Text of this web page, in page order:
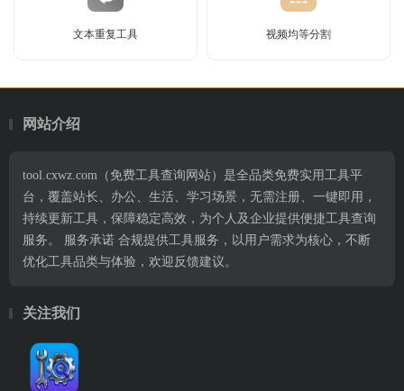
文本重复工具 视频均等分割
网站介绍
tool.cxwz.com（免费工具查询网站）是全品类免费实用工具平
台，覆盖站长、办公、生活、学习场景，无需注册、一键即用，
持续更新工具，保障稳定高效，为个人及企业提供便捷工具查询
服务。 服务承诺 合规提供工具服务，以用户需求为核心，不断
优化工具品类与体验，欢迎反馈建议。
关注我们